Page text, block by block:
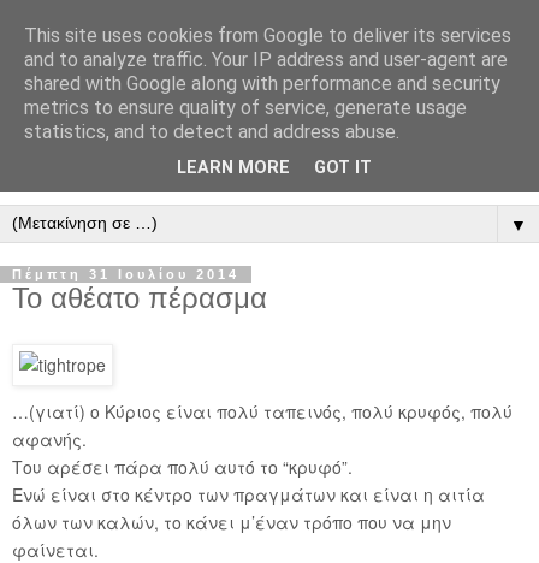
" Εξομολογεῖσθε τῶ Κυρίῳ
"
ὃτι ἀγαθός, ὃτι εἰς τόν αἰῶνα τό ἔλεος αὐτοῦ. Αλληλούϊα.
▼
Πέμπτη 31 Ιουλίου 2014
Το αθέατο πέρασμα
…(γιατί) ο Κύριος είναι πολύ ταπεινός, πολύ κρυφός, πολύ
αφανής.
Του αρέσει πάρα πολύ αυτό το “κρυφό”.
Ενώ είναι στο κέντρο των πραγμάτων και είναι η αιτία
όλων των καλών, το κάνει μ’έναν τρόπο που να μην
φαίνεται.
This site uses cookies from Google to deliver its services
and to analyze traffic. Your IP address and user-agent are
shared with Google along with performance and security
metrics to ensure quality of service, generate usage
statistics, and to detect and address abuse.
LEARN MORE GOT IT